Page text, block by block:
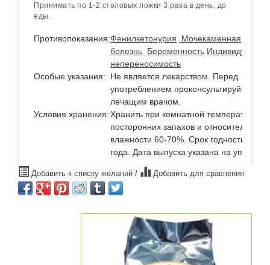
Принимать по 1-2 столовых ложки 3 раза в день, до
еды.
Противопоказания:Фенилкетонурия
Мочекаменная
болезнь Беременность
непереносимость
Особые указания:
Не является лекарством. Перед
употреблением проконсультируйтесь с
лечащим врачом.
Условия хранения:Хранить при комнатной температуре
посторонних запахов и относительной
влажности 60-70%. Срок годности 2
года. Дата выпуска указана на упаковке.
Добавить к списку желаний / Добавить для сравнения